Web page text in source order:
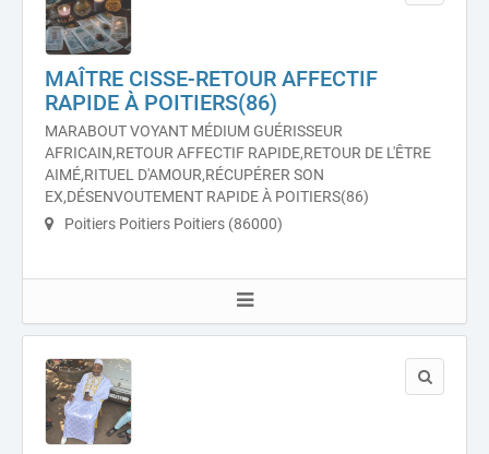
MAÎTRE CISSE-RETOUR AFFECTIF
RAPIDE À POITIERS(86)
MARABOUT VOYANT MÉDIUM GUÉRISSEUR
AFRICAIN,RETOUR AFFECTIF RAPIDE,RETOUR DE L'ÊTRE
AIMÉ,RITUEL D'AMOUR,RÉCUPÉRER SON
EX,DÉSENVOUTEMENT RAPIDE À POITIERS(86)
Poitiers Poitiers Poitiers (86000)